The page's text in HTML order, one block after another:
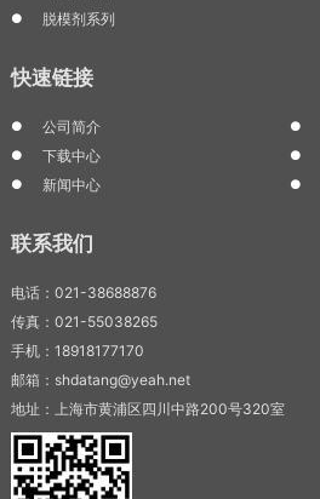
脱模剂系列
快速链接
公司简介
下载中心
新闻中心
联系我们
电话：021-38688876
传真：021-55038265
手机：18918177170
邮箱：shdatang@yeah.net
地址：上海市黄浦区四川中路200号320室